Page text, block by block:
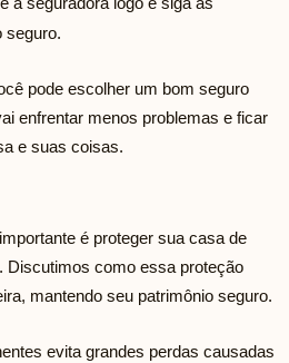
seguro.
pode escolher um bom seguro
enfrentar menos problemas e ficar
e suas coisas.
é proteger sua casa de
Discutimos como essa proteção
mantendo seu patrimônio seguro.
evita grandes perdas causadas